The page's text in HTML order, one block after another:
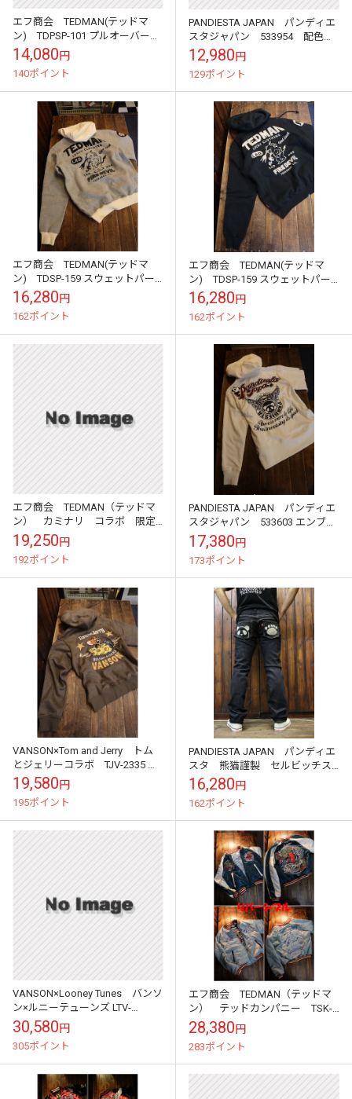
エフ商会 TEDMAN(テッドマ
ン) TDPSP-101 プルオーバーパ
ーカー ネイビー
14,080円
140ポイント
PANDIESTA JAPAN パンディエ
スタジャパン 533954 配色切
替ミリタリープルパーカー ベ
ージュ
12,980円
129ポイント
エフ商会 TEDMAN(テッドマ
ン) TDSP-159 スウェットパー
カー アッシュ/ホワイト
16,280円
162ポイント
エフ商会 TEDMAN(テッドマ
ン) TDSP-159 スウェットパー
カー ブラック
16,280円
162ポイント
エフ商会 TEDMAN（テッドマ
ン） カミナリ コラボ 限定
50本 TDKBC-100S 12.5ozデニ
ム生地（赤耳ストレー...
19,250円
192ポイント
PANDIESTA JAPAN パンディエ
スタジャパン 533603 エンブレ
ムロゴ フェイクスウェードパ
ーカー オフホワイト
17,380円
173ポイント
VANSON×Tom and Jerry トム
とジェリーコラボ TJV-2335 刺
繍 起毛ボンディングフロント
Zipパーカー ア...
19,580円
195ポイント
PANDIESTA JAPAN パンディエ
スタ 熊猫謹製 セルビッチス
トレッチデニム
16,280円
162ポイント
VANSON×Looney Tunes バンソ
ン×ルニーテューンズ LTV-
2003 リバーシブルレーヨンス
カジャン 刺繍
30,580円
305ポイント
エフ商会 TEDMAN（テッドマ
ン） テッドカンパニー TSK-
057 リバーシブルスカジャン
ブルークリーン/サックス
28,380円
283ポイント